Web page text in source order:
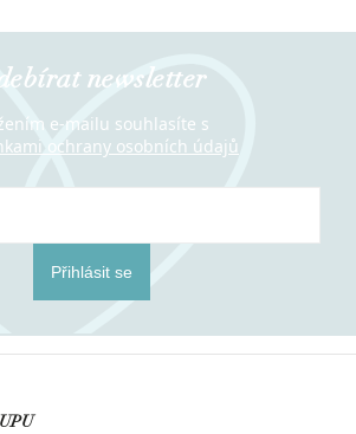
newsletter
e-mailu souhlasíte s
ochrany osobních údajů
Přihlásit se